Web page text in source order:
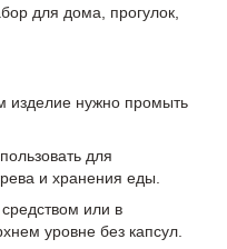
для дома, прогулок,
изделие нужно промыть
для
и хранения еды.
или в
уровне без капсул.